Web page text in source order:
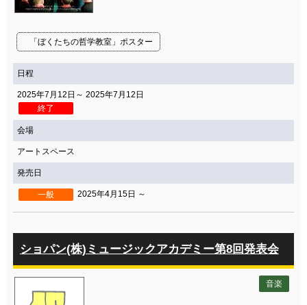
「ぼくたちの哲学教室」ポスター
日程
2025年7月12日～ 2025年7月12日
終了
会場
アートスペース
発売日
一般 2025年4月15日 ～
ショパン(株)ミュージックアカデミー第8回発表会
音楽